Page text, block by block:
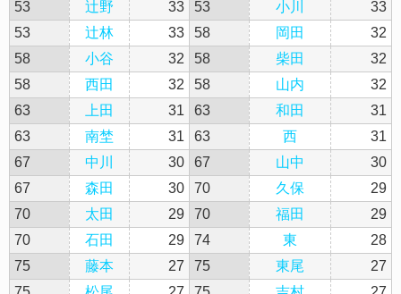
53
辻野 33 53 小川
33
53
辻林 33 58 岡田
32
58
小谷 32 58 柴田
32
58
西田 32 58 山内
32
63
上田 31 63 和田
31
63
南埜 31 63 西
31
67
中川 30 67 山中
30
67
森田 30 70 久保
29
70
太田 29 70 福田
29
70
石田 29 74 東
28
75
藤本 27 75 東尾
27